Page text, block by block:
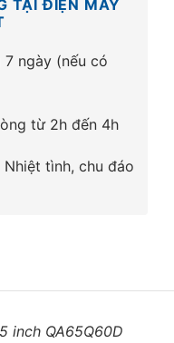
TẠI ĐIỆN MÁY
7 ngày (nếu có
từ 2h đến 4h
tình, chu đáo
inch QA65Q60D